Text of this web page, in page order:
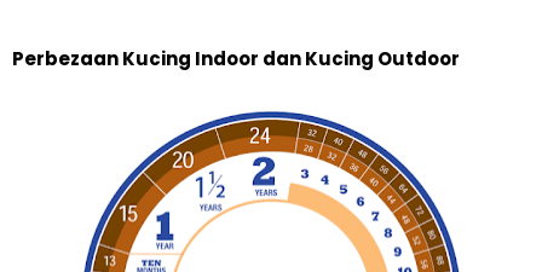
Perbezaan Kucing Indoor dan Kucing Outdoor